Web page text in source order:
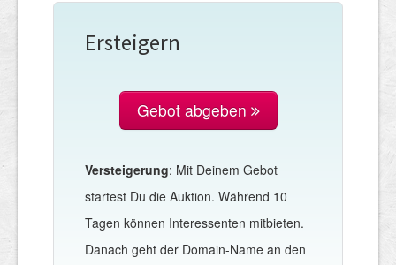
Ersteigern
Gebot abgeben
Versteigerung: Mit Deinem Gebot
startest Du die Auktion. Während 10
Tagen können Interessenten mitbieten.
Danach geht der Domain-Name an den